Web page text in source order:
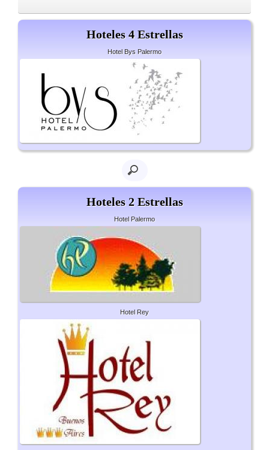
Hoteles 4 Estrellas
Hotel Bys Palermo
Hoteles 2 Estrellas
Hotel Palermo
Hotel Rey